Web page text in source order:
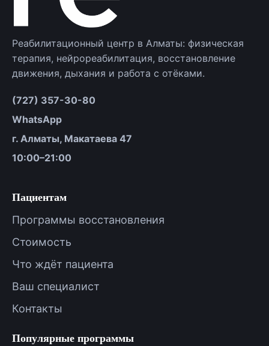
Реабилитационный центр в Алматы: физическая
терапия, нейрореабилитация, восстановление
движения, дыхания и работа с отёками.
(727) 357-30-80
WhatsApp
г. Алматы, Макатаева 47
10:00–21:00
Пациентам
Программы восстановления
Стоимость
Что ждёт пациента
Ваш специалист
Контакты
Популярные программы